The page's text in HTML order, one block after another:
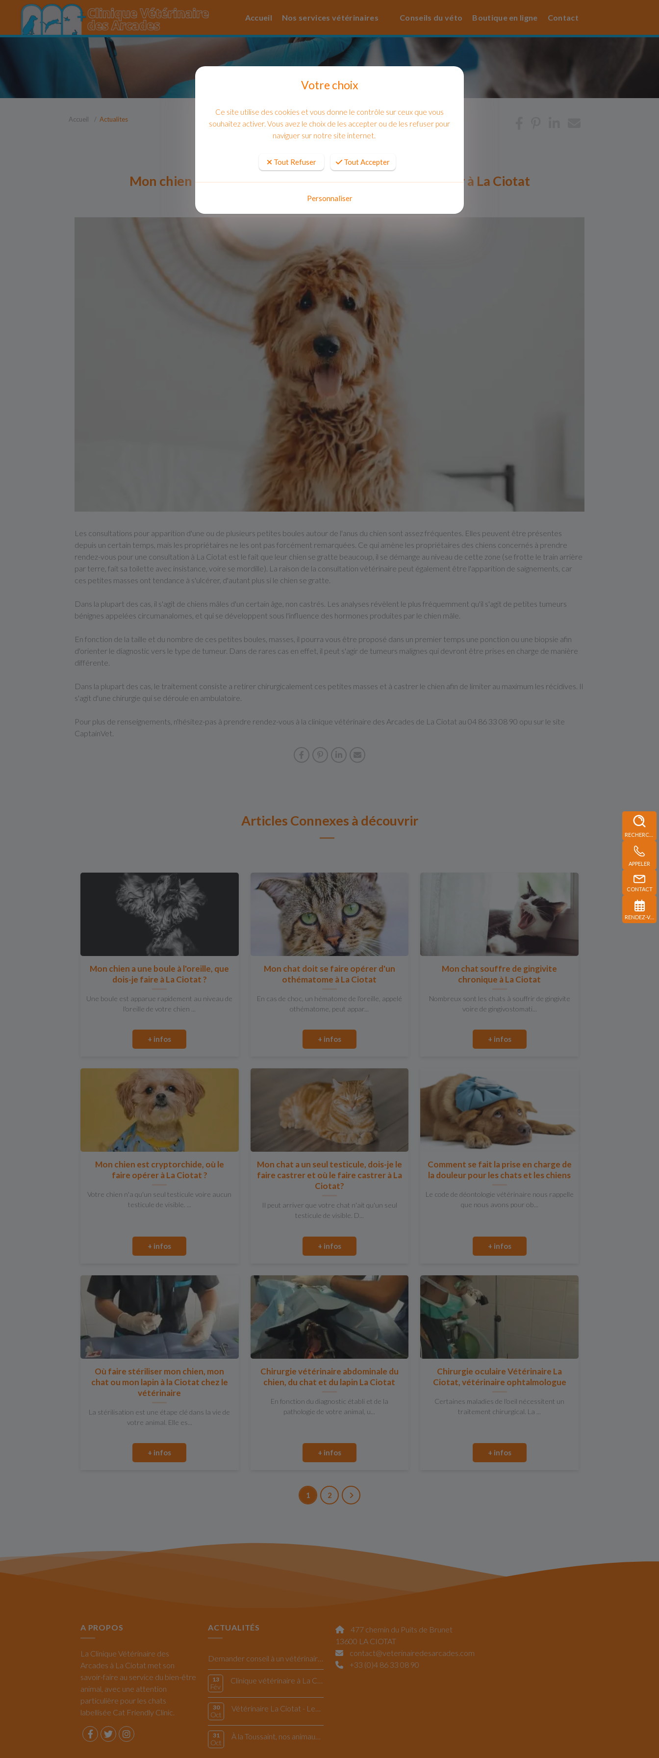
Accueil Nos services vétérinaires Conseils du véto Boutique en ligne Contact
APPELER
CONTACT
RENDEZ-VOUS
Accueil Actualites
Mon chien a des petites masses à l'arrière, le faire opérer à La Ciotat
Les consultations pour apparition d'une ou de plusieurs petites boules autour de l'anus du chien sont assez fréquentes. Elles peuvent être présentes
depuis un certain temps, mais les propriétaires ne les ont pas forcément remarquées. Ce qui amène les propriétaires des chiens concernés à prendre
rendez-vous pour une consultation à La Ciotat est le fait que leur chien se gratte beaucoup, il se démange au niveau de cette zone (se frotte le train arrière
par terre, fait sa toilette avec insistance, voire se mordille). La raison de la consultation vétérinaire peut également être l'apparition de saignements, car
ces petites masses ont tendance à s'ulcérer, d'autant plus si le chien se gratte.
Dans la plupart des cas, il s'agit de chiens mâles d'un certain âge, non castrés. Les analyses révèlent le plus fréquemment qu'il s'agit de petites tumeurs
bénignes appelées circumanalomes, et qui se développent sous l'influence des hormones produites par le chien mâle.
En fonction de la taille et du nombre de ces petites boules, masses, il pourra vous être proposé dans un premier temps une ponction ou une biopsie afin
d'orienter le diagnostic vers le type de tumeur. Dans de rares cas en effet, il peut s'agir de tumeurs malignes qui devront être prises en charge de manière
différente.
Dans la plupart des cas, le traitement consiste a retirer chirurgicalement ces petites masses et à castrer le chien afin de limiter au maximum les récidives. Il
s'agit d'une chirurgie qui se déroule en ambulatoire.
Pour plus de renseignements, n'hésitez-pas à prendre rendez-vous à la clinique vétérinaire des Arcades de La Ciotat au 04 86 33 08 90 opu sur le site
CaptainVet.
Articles Connexes à découvrir
Mon chien a une boule à l'oreille, que
dois-je faire à La Ciotat ?
Une boule est apparue rapidement au niveau de
l'oreille de votre chien ...
+ infos
Mon chat doit se faire opérer d'un
othématome à La Ciotat
En cas de choc, un hématome de l'oreille, appelé
othématome, peut appar...
+ infos
Mon chat souffre de gingivite
chronique à La Ciotat
Nombreux sont les chats à souffrir de gingivite
voire de gingivostomati...
+ infos
Mon chien est cryptorchide, où le
faire opérer à La Ciotat ?
Votre chien n'a qu'un seul testicule voire aucun
testicule de visible. ...
+ infos
Mon chat a un seul testicule, dois-je le
faire castrer et où le faire castrer à La
Ciotat?
Il peut arriver que votre chat n'ait qu'un seul
testicule de visible. D...
+ infos
Comment se fait la prise en charge de
la douleur pour les chats et les chiens
Le code de déontologie vétérinaire nous rappelle
que nous avons pour ob...
+ infos
Où faire stériliser mon chien, mon
chat ou mon lapin à la Ciotat chez le
vétérinaire
La stérilisation est une étape clé dans la vie de
votre animal. Elle es...
+ infos
Chirurgie vétérinaire abdominale du
chien, du chat et du lapin La Ciotat
En fonction du diagnostic établi et de la
pathologie de votre animal, u...
+ infos
Chirurgie oculaire Vétérinaire La
Ciotat, vétérinaire ophtalmologue
Certaines maladies de l'oeil nécessitent un
traitement chirurgical. La ...
+ infos
1 2
A PROPOS
La Clinique Vétérinaire des
Arcades à La Ciotat met son
savoir-faire au service du bien-être
animal, avec une attention
particulière pour les chats
labellisée Cat Friendly Clinic.
ACTUALITÉS
13
Fév
30
Oct
31
Oct
477 chemin du Puits de Brunet
13600 LA CIOTAT
contact@veterinairedesarcades.com
+33 (0)4 86 33 08 90
Votre choix
Ce site utilise des cookies et vous donne le contrôle sur ceux que vous
souhaitez activer. Vous avez le choix de les accepter ou de les refuser pour
naviguer sur notre site internet.
Tout Refuser Tout Accepter
Personnaliser